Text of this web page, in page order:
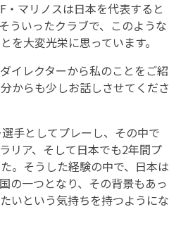
・マリノスは日本を代表すると
ういったクラブで、このような
を大変光栄に思っています。
イレクターから私のことをご紹
からも少しお話しさせてくださ
手としてプレーし、その中で
リア、そして日本でも2年間プ
。そうした経験の中で、日本は
の一つとなり、その背景もあっ
いという気持ちを持つようにな